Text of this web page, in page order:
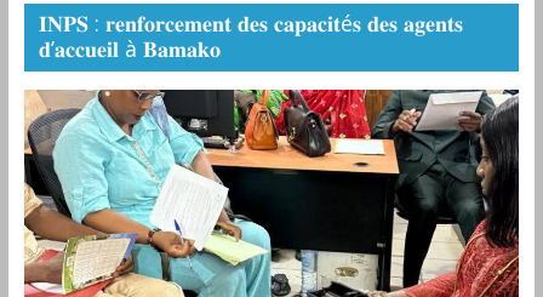
𝐈𝐍𝐏𝐒 : 𝐫𝐞𝐧𝐟𝐨𝐫𝐜𝐞𝐦𝐞𝐧𝐭 𝐝𝐞𝐬 𝐜𝐚𝐩𝐚𝐜𝐢𝐭é𝐬 𝐝𝐞𝐬 𝐚𝐠𝐞𝐧𝐭𝐬
𝐝’𝐚𝐜𝐜𝐮𝐞𝐢𝐥 à 𝐁𝐚𝐦𝐚𝐤𝐨